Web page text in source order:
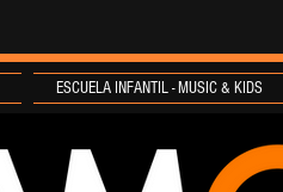
ESCUELA INFANTIL - MUSIC & KIDS